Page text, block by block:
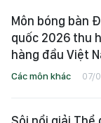
Môn bóng bàn
quốc 2026 thu
hàng đầu Việt
Các môn khác 07/